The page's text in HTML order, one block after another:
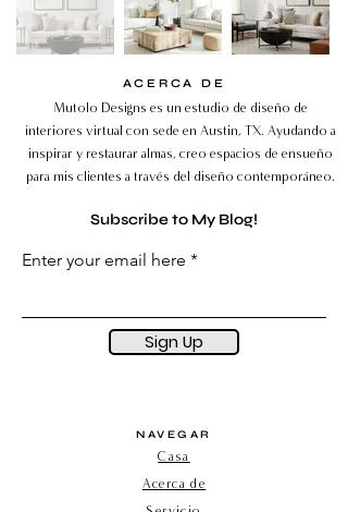
ACERCA DE
Mutolo Designs es un estudio de diseño de
interiores virtual con sede en Austin, TX. Ayudando a
inspirar y restaurar almas, creo espacios de ensueño
para mis clientes a través del diseño contemporáneo.
Subscribe to My Blog!
Enter your email here
Sign Up
NAVEGAR
Casa
Acerca de